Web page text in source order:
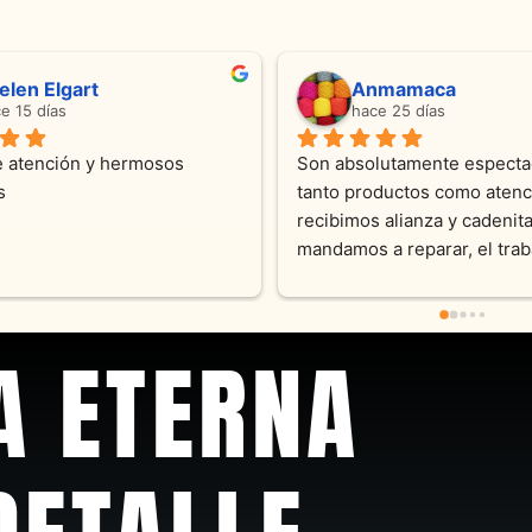
Ramos
4 meses
atención !!!!!Nos asesoraron
con dedicación.
Laura A
hace 5 meses
Desde el inicio soy clienta
Joyas y siempre muy
sus productos. Una Belleza
pieza y siempre satisfecha
recomendable
ETERNA